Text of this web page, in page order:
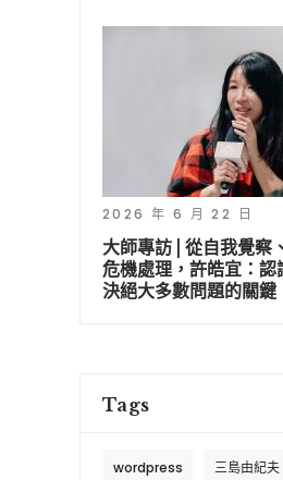
2026 年 6 月 22 日
大師專訪 | 從自我覺察
危機處理，許皓宜：認
決絕大多數問題的關鍵
Tags
wordpress 三島由紀夫